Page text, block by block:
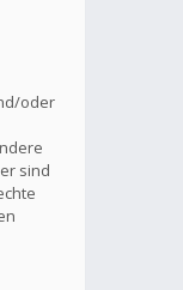
oder
sind